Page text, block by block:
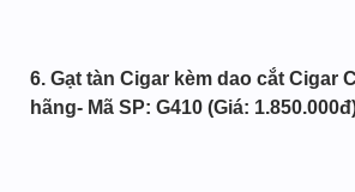
6. Gạt tàn Cigar kèm dao cắt Cigar
hãng- Mã SP: G410 (Giá: